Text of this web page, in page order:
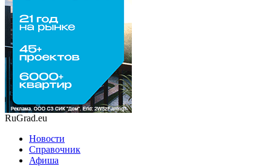
RuGrad.eu
Новости
Справочник
Афиша